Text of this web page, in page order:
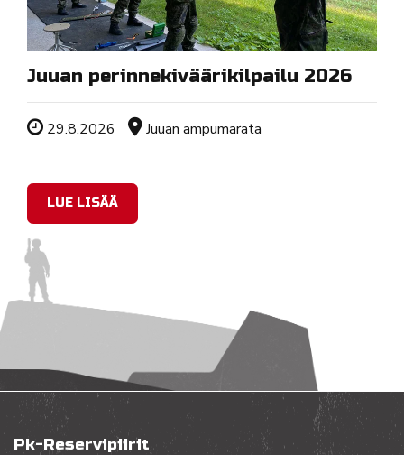
Juuan perinnekiväärikilpailu 2026
Tapahtuman ajankohta
29.8.2026 Sijainti
Juuan ampumarata
LUE LISÄÄ
Pk-Reservipiirit